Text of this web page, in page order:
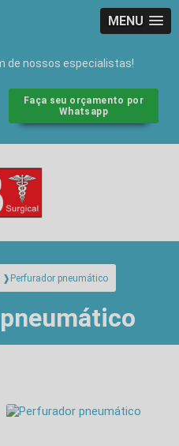
MENU
de nossos especialistas!
Faça seu orçamento por
Whatsapp
❱ Perfurador pneumático